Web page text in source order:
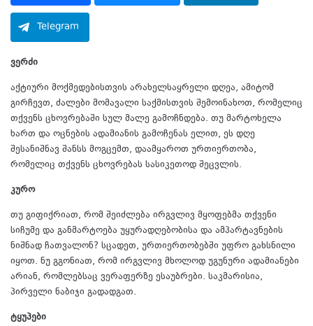
Telegram
ვერძი
აქტიური მოქმედებისთვის არახელსაყრელი დღეა, ამიტომ
გირჩევთ, ძალები მომავალი საქმისთვის შემოინახოთ, რომელიც
თქვენს ცხოვრებაში სულ მალე გამოჩნდება. თუ მარტოხელა
ხართ და ოცნების ადამიანის გამოჩენას ელით, ეს დღე
შესანიშნავ შანსს მოგცემთ, დაამყაროთ ურთიერთობა,
რომელიც თქვენს ცხოვრებას სასიკეთოდ შეცვლის.
კურო
თუ გიფიქრიათ, რომ შეიძლება ირგვლივ მყოფებმა თქვენი
სიჩუმე და განმარტოება უყურადღებობისა და ამპარტავნების
ნიშნად ჩათვალონ? სცადეთ, ურთიერთობებში უფრო გახსნილი
იყოთ. ნუ გგონიათ, რომ ირგვლივ მხოლოდ უგუნური ადამიანები
არიან, რომლებსაც ვერაფერზე ესაუბრები. საკმარისია,
პირველი ნაბიჯი გადადგათ.
ტყუპები